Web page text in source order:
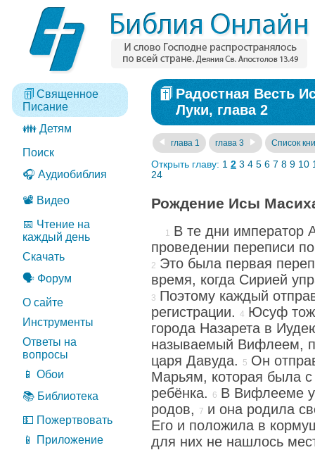
Священное
Писание
👪 Детям
Поиск
🎧 Аудиобиблия
📽️ Видео
📅 Чтение на
каждый день
Скачать
🗣️ Форум
О сайте
Инструменты
Ответы на
вопросы
📱 Обои
📚 Библиотека
💵 Пожертвовать
📱 Приложение
Радостная Весть
Луки, глава 2
глава 1 глава 3 Список
Открыть главу: 1 2 3 4 5 6 7 8 9 10
24
Рождение Исы
В те дни император
проведении переписи
Это была первая
время, когда Сирией
Поэтому каждый
регистрации.
Юсуф
города Назарета в
называемый Вифлеем,
царя Давуда.
Он
Марьям, которая была
ребёнка.
В Вифлееме
родов,
и она родила
Его и положила в
для них не нашлось